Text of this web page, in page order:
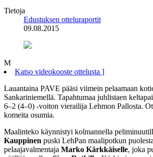
Tietoja
Edustuksen otteluraportit
09.08.2015
M
Katso videokooste ottelusta ]
Lauantaina PAVE pääsi viimein pelaamaan
Sankariniemellä. Tapahtumaa juhlistaen
6–2 (4–0) -voiton vierailija Lehmon Pallosta.
komeita osumia.
Maalinteko käynnistyi kolmannella
Kauppinen puski LehPan maalipotkun
pelaajavalmentaja Marko Kärkkäiselle, joka